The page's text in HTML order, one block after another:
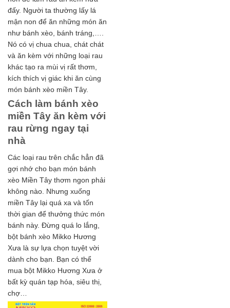
đấy. Người ta thường lấy lá
mận non để ăn những món ăn
như bánh xèo, bánh tráng,….
Nó có vị chua chua, chát chát
và ăn kèm với những loại rau
khác tạo ra mùi vị rất thơm,
kích thích vị giác khi ăn cùng
món bánh xèo miền Tây.
Cách làm bánh xèo
miền Tây ăn kèm với
rau rừng ngay tại
nhà
Các loại rau trên chắc hẳn đã
gợi nhớ cho bạn món bánh
xèo Miền Tây thơm ngon phải
không nào. Nhưng xuống
miền Tây lại quá xa và tốn
thời gian để thưởng thức món
bánh này. Đừng quá lo lắng,
bột bánh xèo Mikko Hương
Xưa là sự lựa chọn tuyệt vời
dành cho bạn. Bạn có thể
mua bột Mikko Hương Xưa ở
bất kỳ quán tạp hóa, siêu thị,
chợ…